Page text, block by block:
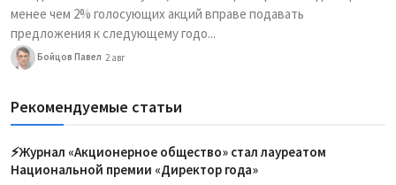
менее чем 2% голосующих акций вправе подавать
предложения к следующему годо...
Бойцов Павел 2 авг
Рекомендуемые статьи
⚡️Журнал «Акционерное общество» стал лауреатом
Национальной премии «Директор года»